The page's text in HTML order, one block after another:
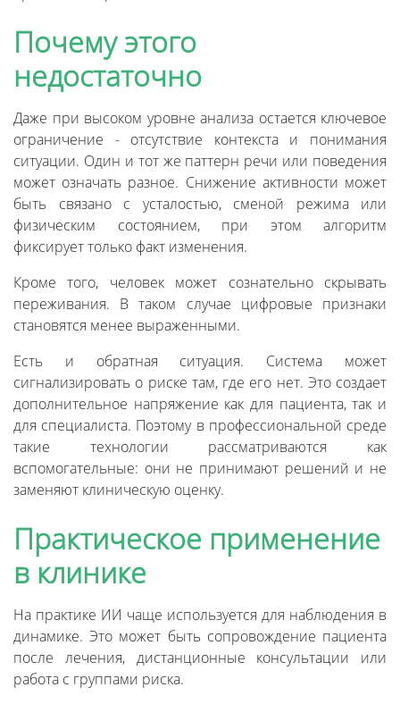
Почему этого
недостаточно
Даже при высоком уровне анализа остается ключевое
ограничение - отсутствие контекста и понимания
ситуации. Один и тот же паттерн речи или поведения
может означать разное. Снижение активности может
быть связано с усталостью, сменой режима или
физическим состоянием, при этом алгоритм
фиксирует только факт изменения.
Кроме того, человек может сознательно скрывать
переживания. В таком случае цифровые признаки
становятся менее выраженными.
Есть и обратная ситуация. Система может
сигнализировать о риске там, где его нет. Это создает
дополнительное напряжение как для пациента, так и
для специалиста. Поэтому в профессиональной среде
такие технологии рассматриваются как
вспомогательные: они не принимают решений и не
заменяют клиническую оценку.
Практическое применение
в клинике
На практике ИИ чаще используется для наблюдения в
динамике. Это может быть сопровождение пациента
после лечения, дистанционные консультации или
работа с группами риска.